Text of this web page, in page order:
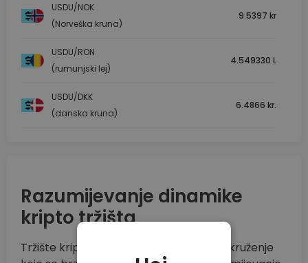
USDU/NOK
(Norveška kruna)
9.5397 kr
USDU/RON
(rumunjski lej)
4.549330 L
USDU/DKK
(danska kruna)
6.4866 kr.
Razumijevanje dinamike
kripto tržišta
Tržište kriptovaluta je vrlo dinamično okruženje